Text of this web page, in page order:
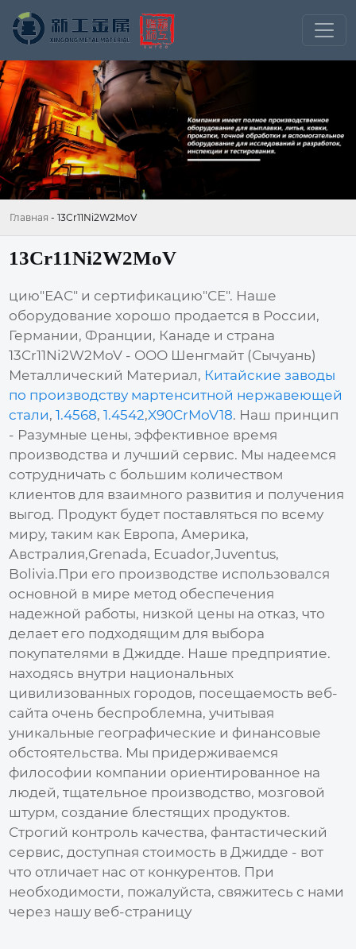
Главная - 13Cr11Ni2W2MoV
13Cr11Ni2W2MoV
цию"ЕАС" и сертификацию"СЕ". Наше
оборудование хорошо продается в России,
Германии, Франции, Канаде и страна
13Cr11Ni2W2MoV - ООО Шенгмайт (Сычуань)
Металлический Материал, Китайские заводы
по производству мартенситной нержавеющей
стали,1.4568,1.4542,X90CrMoV18. Наш принцип
- Разумные цены, эффективное время
производства и лучший сервис. Мы надеемся
сотрудничать с большим количеством
клиентов для взаимного развития и получения
выгод. Продукт будет поставляться по всему
миру, таким как Европа, Америка,
Австралия,Grenada, Ecuador,Juventus,
Bolivia.При его производстве использовался
основной в мире метод обеспечения
надежной работы, низкой цены на отказ, что
делает его подходящим для выбора
покупателями в Джидде. Наше предприятие.
находясь внутри национальных
цивилизованных городов, посещаемость веб-
сайта очень беспроблемна, учитывая
уникальные географические и финансовые
обстоятельства. Мы придерживаемся
философии компании ориентированное на
людей, тщательное производство, мозговой
штурм, создание блестящих продуктов.
Строгий контроль качества, фантастический
сервис, доступная стоимость в Джидде - вот
что отличает нас от конкурентов. При
необходимости, пожалуйста, свяжитесь с нами
через нашу веб-страницу